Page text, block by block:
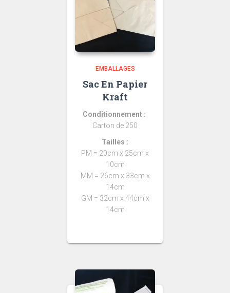
EMBALLAGES
Sac En Papier
Kraft
Conditionnement :
Carton de 250
Tailles :
PM = 20cm x 25cm x
10cm
MM = 26cm x 33cm x
14cm
GM = 32cm x 44cm x
14cm